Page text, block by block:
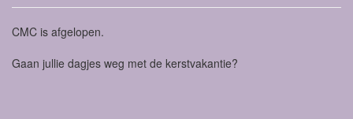
CMC is afgelopen.
Gaan jullie dagjes weg met de kerstvakantie?